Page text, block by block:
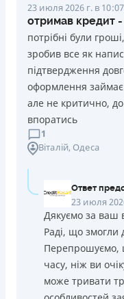
23 июля 2026 г. в 10:07
отримав кредит
потрібні були
зробив все як
підтвердження
оформлення
але не критично,
впоратись
1
Віталій, Одеса
Ответ
23 июля
Дякуємо за ваш
Раді, що змогли
Перепрошуємо,
часу, ніж ви
може тривати